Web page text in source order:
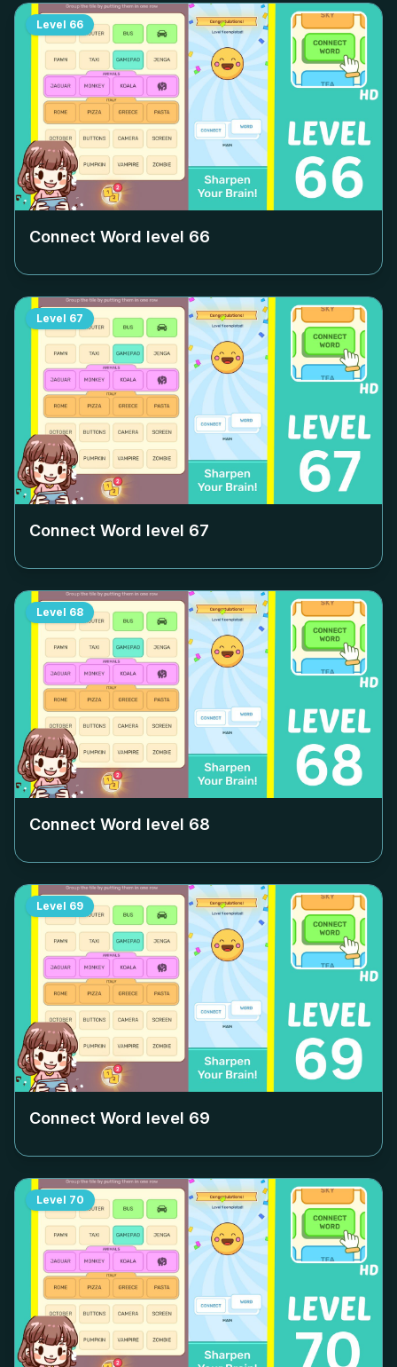
Level 66
Connect Word level 66
Level 67
Connect Word level 67
Level 68
Connect Word level 68
Level 69
Connect Word level 69
Level 70